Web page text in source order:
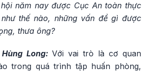
năm nay được Cục An toàn thực
thế nào, những vấn đề gì được
thưa ông?
Long: Với vai trò là cơ quan
trong quá trình tập huấn phòng,